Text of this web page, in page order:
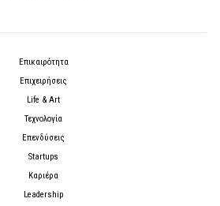
Επικαιρότητα
Επιχειρήσεις
Life & Art
Τεχνολογία
Επενδύσεις
Startups
Καριέρα
Leadership